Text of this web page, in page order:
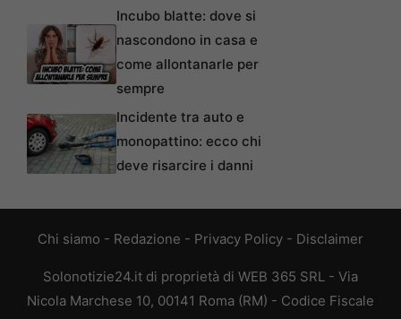
Incubo blatte: dove si
nascondono in casa e
come allontanarle per
sempre
Incidente tra auto e
monopattino: ecco chi
deve risarcire i danni
Chi siamo - Redazione - Privacy Policy - Disclaimer
Solonotizie24.it di proprietà di WEB 365 SRL - Via
Nicola Marchese 10, 00141 Roma (RM) - Codice Fiscale